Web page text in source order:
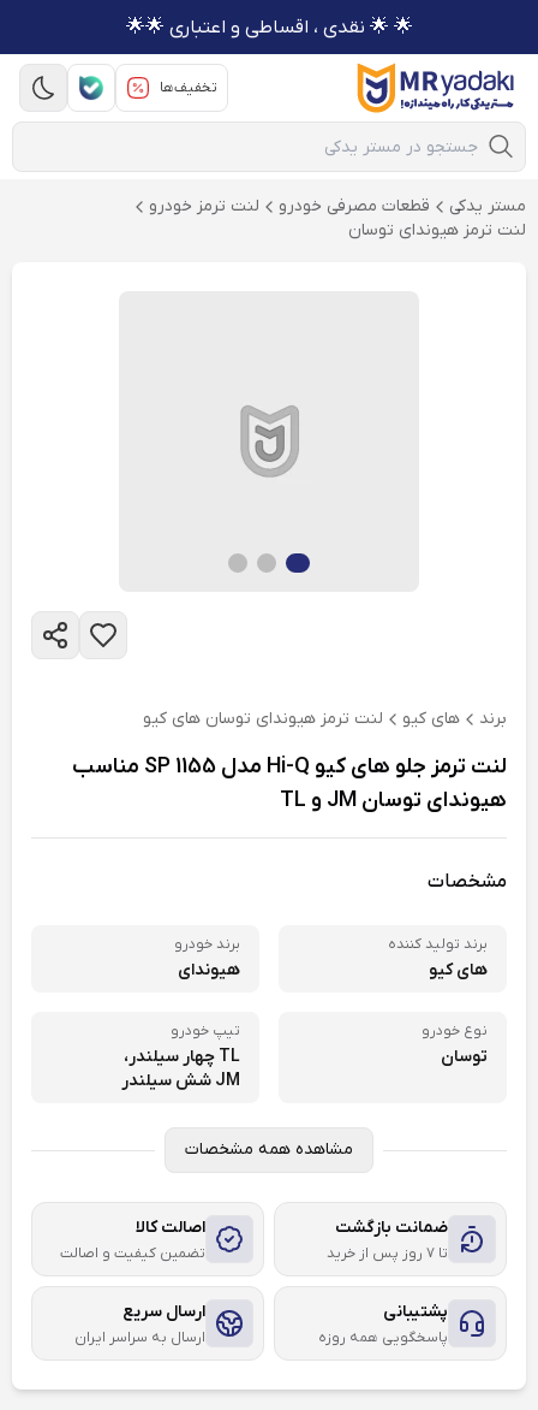
🌟 🌟 نقدی ، اقساطی و اعتباری 🌟🌟
تخفیف‌ها
Mobile Search
مستر یدکی قطعات مصرفی خودرو
لنت ترمز خودرو
لنت ترمز هیوندای توسان
برند های کیو لنت ترمز هیوندای توسان های کیو
لنت ترمز جلو های کیو Hi-Q مدل SP 1155 مناسب
هیوندای توسان JM و TL
مشخصات
برند تولید کننده
های کیو
برند خودرو
هیوندای
نوع خودرو
توسان
تیپ خودرو
TL چهار سیلندر،
JM شش سیلندر
مشاهده همه مشخصات
ضمانت بازگشت
تا ۷ روز پس از خرید
اصالت کالا
تضمین کیفیت و اصالت
پشتیبانی
پاسخگویی همه روزه
ارسال سریع
ارسال به سراسر ایران